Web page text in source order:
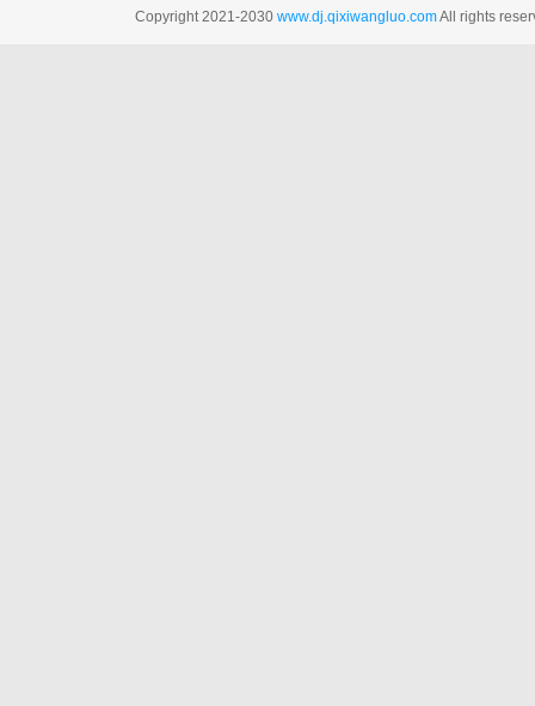
Copyright 2021-2030 www.dj.qixiwangluo.comAll rights